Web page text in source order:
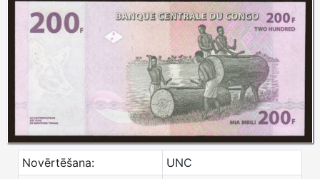
Novērtēšana:
UNC